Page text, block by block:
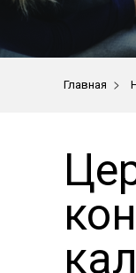
Главная >